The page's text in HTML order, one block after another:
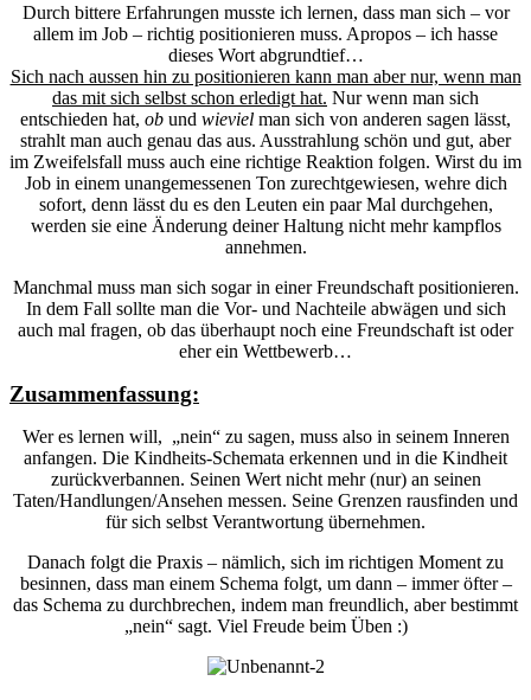
Durch bittere Erfahrungen musste ich lernen, dass man sich – vor
allem im Job – richtig positionieren muss. Apropos – ich hasse
dieses Wort abgrundtief…
Sich nach aussen hin zu positionieren kann man aber nur, wenn man
das mit sich selbst schon erledigt hat. Nur wenn man sich
entschieden hat, ob und wieviel man sich von anderen sagen lässt,
strahlt man auch genau das aus. Ausstrahlung schön und gut, aber
im Zweifelsfall muss auch eine richtige Reaktion folgen. Wirst du im
Job in einem unangemessenen Ton zurechtgewiesen, wehre dich
sofort, denn lässt du es den Leuten ein paar Mal durchgehen,
werden sie eine Änderung deiner Haltung nicht mehr kampflos
annehmen.
Manchmal muss man sich sogar in einer Freundschaft positionieren.
In dem Fall sollte man die Vor- und Nachteile abwägen und sich
auch mal fragen, ob das überhaupt noch eine Freundschaft ist oder
eher ein Wettbewerb…
Zusammenfassung:
Wer es lernen will, „nein“ zu sagen, muss also in seinem Inneren
anfangen. Die Kindheits-Schemata erkennen und in die Kindheit
zurückverbannen. Seinen Wert nicht mehr (nur) an seinen
Taten/Handlungen/Ansehen messen. Seine Grenzen rausfinden und
für sich selbst Verantwortung übernehmen.
Danach folgt die Praxis – nämlich, sich im richtigen Moment zu
besinnen, dass man einem Schema folgt, um dann – immer öfter –
das Schema zu durchbrechen, indem man freundlich, aber bestimmt
„nein“ sagt. Viel Freude beim Üben :)